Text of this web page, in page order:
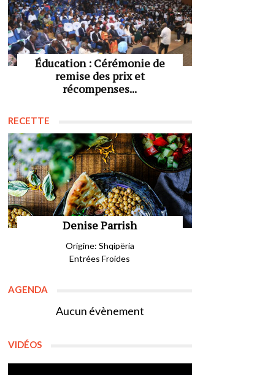
Éducation : Cérémonie de
remise des prix et
récompenses...
RECETTE
Denise Parrish
Origine: Shqipëria
Entrées Froides
AGENDA
Aucun évènement
VIDÉOS